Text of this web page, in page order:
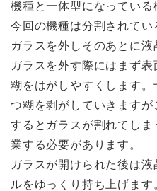
機種と一体型になっている
今回の機種は分割されて
ガラスを外しそのあとに液
ガラスを外す際にはまず
糊をはがしやすくします
つ糊を剥がしていきますが
するとガラスが割れてし
業する必要があります。
ガラスが開けられた後は
ルをゆっくり持ち上げます